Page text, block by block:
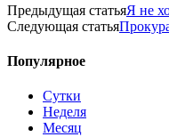
Предыдущая статьяЯ не
Следующая статья
Популярное
Сутки
Неделя
Месяц